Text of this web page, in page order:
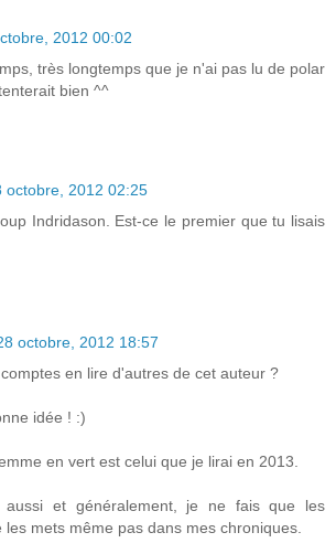
2012 00:02
très longtemps que je n'ai pas lu de polar
bien ^^
octobre, 2012 02:25
Indridason. Est-ce le premier que tu lisais
octobre, 2012 18:57
en lire d'autres de cet auteur ?
idée ! :)
en vert est celui que je lirai en 2013.
aussi et généralement, je ne fais que les
les mets même pas dans mes chroniques.